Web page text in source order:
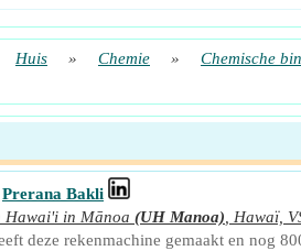
Huis » Chemie » Chemische
Prerana Bakli
Hawai'i in Mānoa (UH Manoa)
Hawaï,
deze rekenmachine gemaakt en nog